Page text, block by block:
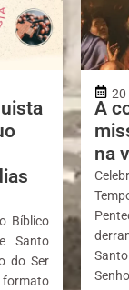
Bíblico
Santo
do Ser
20
A
na